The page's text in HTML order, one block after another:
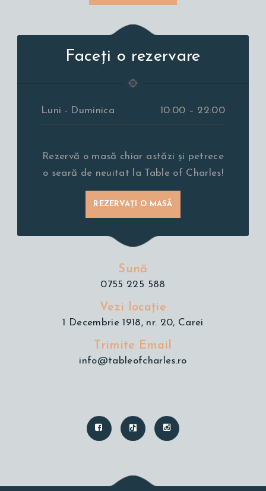
Faceți o rezervare
Luni - Duminica 10:00 – 22:00
Rezervă o masă chiar astăzi și petrece
o seară de neuitat la Table of Charles!
REZERVAȚI O MASĂ
Sună
0755 225 588
Vezi locație
1 Decembrie 1918, nr. 20, Carei
Trimite Email
info@tableofcharles.ro